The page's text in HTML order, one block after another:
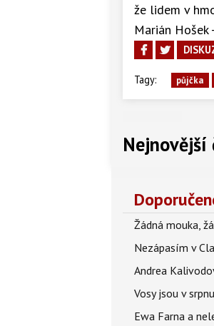
že lidem v
Marián Hošek -
Tagy: půjčka
Nejnovější
Žádná mouka,
Nezápasím v
Andrea
Vosy jsou v
Ewa Farna a